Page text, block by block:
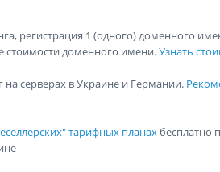
регистрация 1 (одного) доменного
стоимости доменного имени.Узнать
серверах в Украине и Германии.
тарифных планахбесплатно